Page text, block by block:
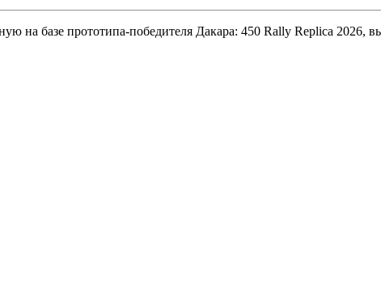
на базе прототипа-победителя Дакара: 450 Rally Replica